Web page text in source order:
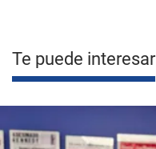
Te puede interesar